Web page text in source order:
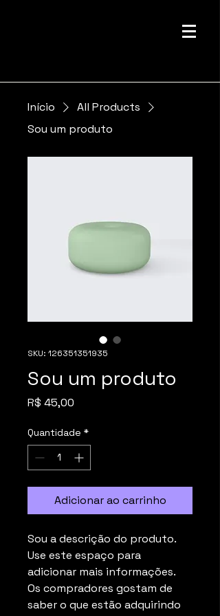
Início
All Products
Sou um produto
SKU: 126351351935
Sou um produto
R$ 45,00
Quantidade *
Adicionar ao carrinho
Sou a descrição do produto.
Use este espaço para
adicionar mais informações.
Os compradores gostam de
saber o que estão adquirindo